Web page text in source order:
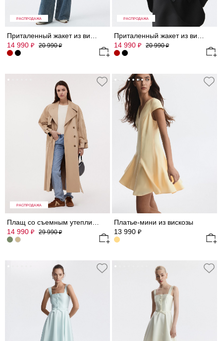
РАСПРОДАЖА
14 990 ₽ 20 990₽
РАСПРОДАЖА
14 990 ₽ 20 990₽
РАСПРОДАЖА
Плащ со съемным утеплителем (Р158)
14 990 ₽ 29 990₽
Платье-мини из вискозы
13 990 ₽